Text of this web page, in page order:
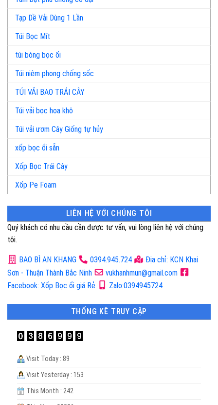
Tạp Dề Vải Dùng 1 Lần
Túi Bọc Mít
túi bóng bọc ổi
Túi niêm phong chống sốc
TÚI VẢI BAO TRÁI CÂY
Túi vải bọc hoa khô
Túi vải ươm Cây Giống tự hủy
xốp bọc ổi sẵn
Xốp Bọc Trái Cây
Xốp Pe Foam
LIÊN HỆ VỚI CHÚNG TÔI
Quý khách có nhu cầu cần được tư vấn, vui lòng liên hệ với chúng
tôi.
BAO BÌ AN KHANG 0394.945.724
Địa chỉ: KCN Khai
Sơn - Thuận Thành Bắc Ninh
vukhanhmun@gmail.com
Facebook: Xốp Bọc ổi giá Rẻ
Zalo:0394945724
THỐNG KÊ TRUY CẬP
Visit Today : 89
Visit Yesterday : 153
This Month : 242